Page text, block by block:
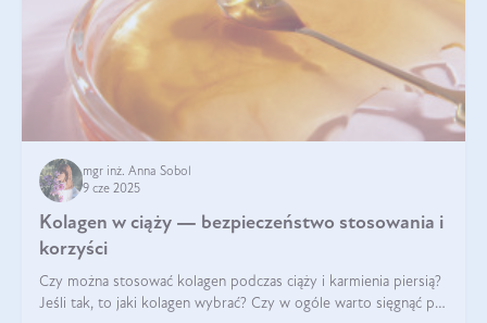
mgr inż. Anna Sobol
9 cze 2025
Kolagen w ciąży — bezpieczeństwo stosowania i
korzyści
Czy można stosować kolagen podczas ciąży i karmienia piersią?
Jeśli tak, to jaki kolagen wybrać? Czy w ogóle warto sięgnąć po